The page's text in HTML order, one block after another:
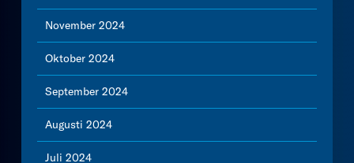
November 2024
Oktober 2024
September 2024
Augusti 2024
Juli 2024